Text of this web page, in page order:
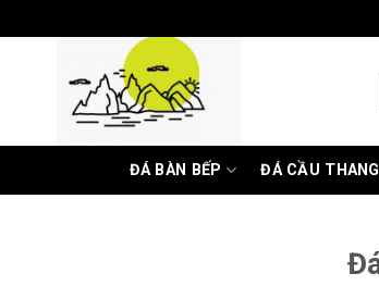
to
ĐÁ BÀN BẾP ĐÁ CẦU THANG